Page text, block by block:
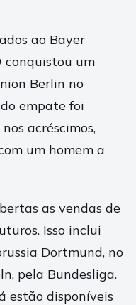
ao Bayer
conquistou um
Berlin no
empate foi
nos acréscimos,
um homem a
as vendas de
Isso inclui
Dortmund, no
pela Bundesliga.
estão disponíveis